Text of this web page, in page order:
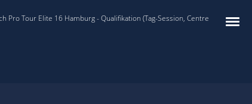
Pro Tour Elite 16 Hamburg - Qualifikation (Tag-Session, Centre